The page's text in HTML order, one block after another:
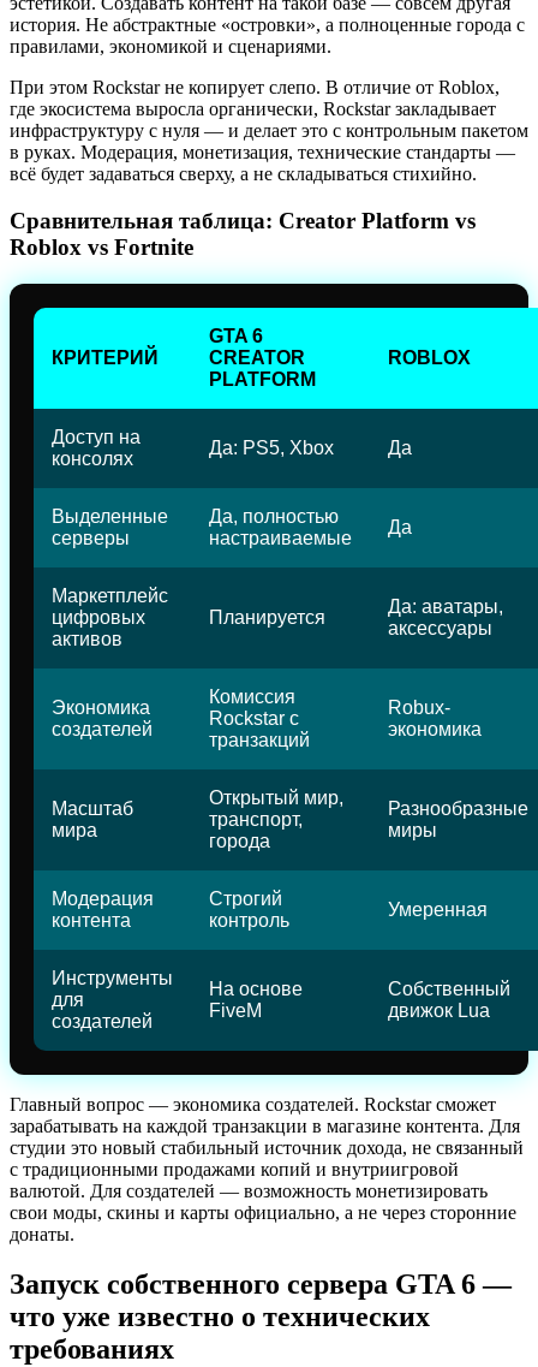
история. Не абстрактные «островки», а полноценные города с
правилами, экономикой и сценариями.
При этом Rockstar не копирует слепо. В отличие от Roblox,
где экосистема выросла органически, Rockstar закладывает
инфраструктуру с нуля — и делает это с контрольным пакетом
в руках. Модерация, монетизация, технические стандарты —
всё будет задаваться сверху, а не складываться стихийно.
Сравнительная таблица: Creator Platform vs
Roblox vs Fortnite
КРИТЕРИЙ
GTA 6
CREATOR
PLATFORM
ROBLOX
Доступ на
консолях
Да: PS5, Xbox Да
Выделенные
серверы
Да, полностью
настраиваемые
Да
Маркетплейс
цифровых
активов
Планируется
Да: аватары,
аксессуары
Экономика
создателей
Комиссия
Rockstar с
транзакций
Robux-
экономика
Масштаб
мира
Открытый мир,
транспорт,
города
Разнообразные
миры
Модерация
контента
Строгий
контроль
Умеренная
Инструменты
для
создателей
На основе
FiveM
Собственный
движок Lua
Главный вопрос — экономика создателей. Rockstar сможет
зарабатывать на каждой транзакции в магазине контента. Для
студии это новый стабильный источник дохода, не связанный
с традиционными продажами копий и внутриигровой
валютой. Для создателей — возможность монетизировать
свои моды, скины и карты официально, а не через сторонние
донаты.
Запуск собственного сервера GTA 6 —
что уже известно о технических
требованиях